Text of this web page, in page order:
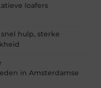
loafers
hulp, sterke
in Amsterdamse